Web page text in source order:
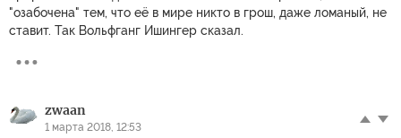
"озабочена" тем, что её в мире никто в грош, даже ломаный, не
ставит. Так Вольфганг Ишингер сказал.
zwaan
1 марта 2018, 12:53